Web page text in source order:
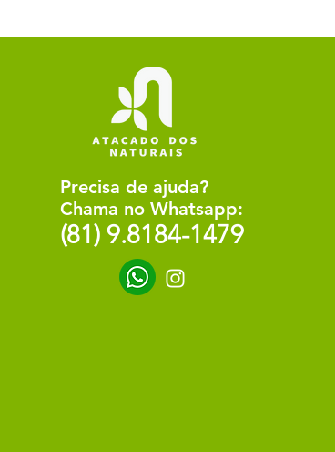
Precisa de ajuda?
Chama no Whatsapp:
(81) 9.8184-1479